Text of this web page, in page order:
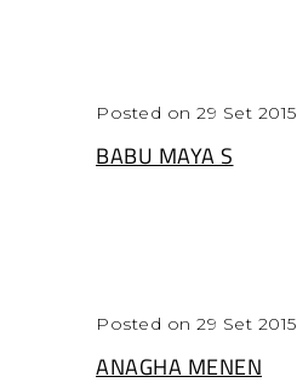
Posted on 29 Set 2015
BABU MAYA S
Posted on 29 Set 2015
ANAGHA MENEN